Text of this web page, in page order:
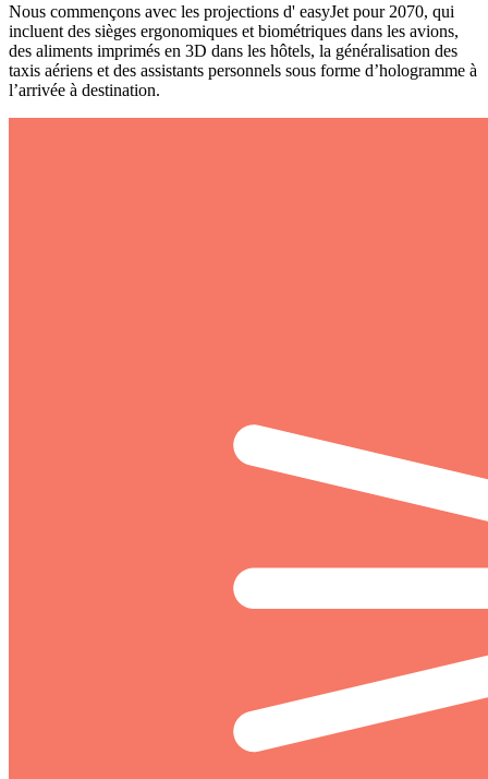
Nous commençons avec les projections d' easyJet pour 2070, qui
incluent des sièges ergonomiques et biométriques dans les avions,
des aliments imprimés en 3D dans les hôtels, la généralisation des
taxis aériens et des assistants personnels sous forme d’hologramme à
l’arrivée à destination.